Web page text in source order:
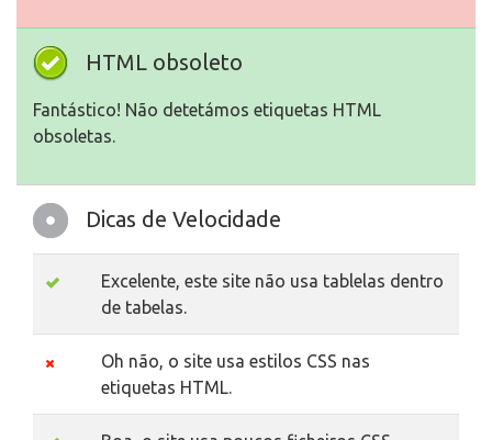
HTML obsoleto
Fantástico! Não detetámos etiquetas HTML
obsoletas.
Dicas de Velocidade
Excelente, este site não usa tablelas dentro
de tabelas.
Oh não, o site usa estilos CSS nas
etiquetas HTML.